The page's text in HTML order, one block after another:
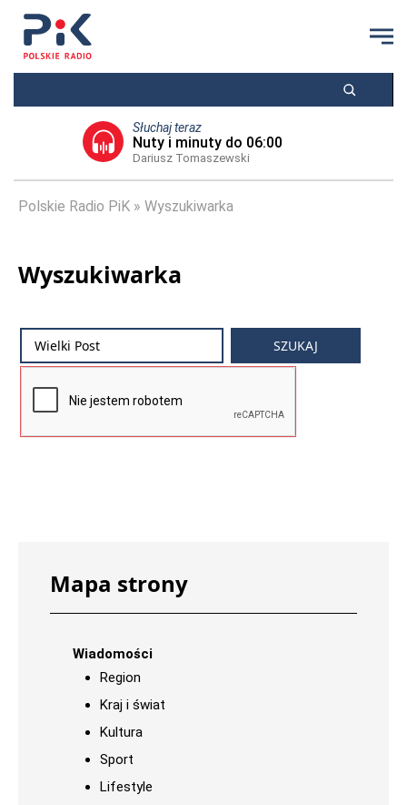
Słuchaj teraz
Nuty i minuty do 06:00
Dariusz Tomaszewski
Polskie Radio PiK Wyszukiwarka
Wyszukiwarka
Mapa strony
Wiadomości
Region
Kraj i świat
Kultura
Sport
Lifestyle